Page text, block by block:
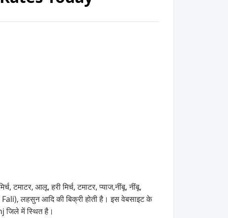
टमाटर, आलू, हरी मिर्च, टमाटर, प्याज,नींबू, नींबू,
लहसुन आदि की बिक्री होती है। इस वेबसाइट के
में स्थित है।